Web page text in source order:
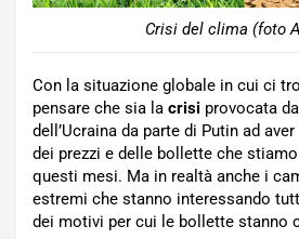
Crisi del clima (foto
Con la situazione globale in cui ci
pensare che sia la crisi provocata
dell’Ucraina da parte di Putin ad
dei prezzi e delle bollette che
questi mesi. Ma in realtà anche i
estremi che stanno interessando
dei motivi per cui le bollette stanno